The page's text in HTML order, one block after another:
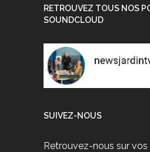
RETROUVEZ TOUS NOS
SOUNDCLOUD
SUIVEZ-NOUS
Retrouvez-nous sur vos